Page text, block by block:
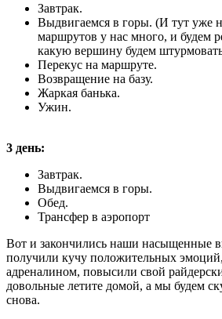
Завтрак.
Выдвигаемся в горы. (И тут уже
маршрутов у нас много, и будем
какую вершину будем
Перекус на маршруте.
Возвращение на базу.
Жаркая банька.
Ужин.
3 день:
Завтрак.
Выдвигаемся в горы.
Обед.
Трансфер в аэропорт
Вот и закончились наши насыщенные
получили кучу положительных
адреналином, повысили свой
довольные летите домой, а мы будем
снова.